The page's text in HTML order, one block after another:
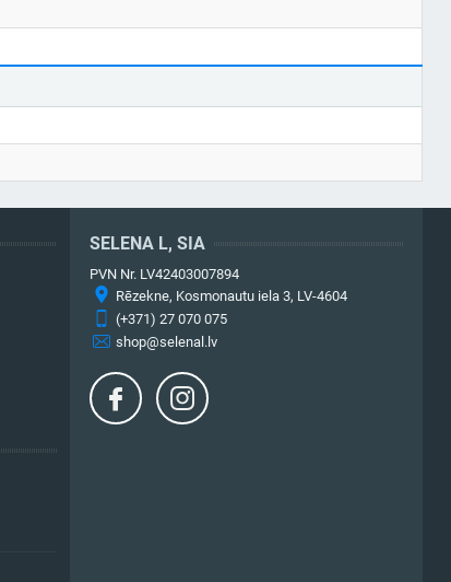
SELENA L, SIA
PVN Nr. LV42403007894
Rēzekne, Kosmonautu iela 3, LV-4604
(+371) 27 070 075
shop@selenal.lv